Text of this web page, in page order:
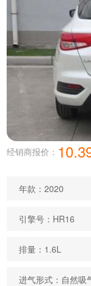
微信
个性
关于
经销商报价：
年款：2020
引擎号：HR16
排量：1.6L
进气形式：自然吸